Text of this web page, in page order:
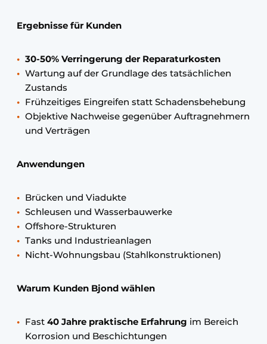
Ergebnisse für Kunden
30-50% Verringerung der Reparaturkosten
Wartung auf der Grundlage des tatsächlichen
Zustands
Frühzeitiges Eingreifen statt Schadensbehebung
Objektive Nachweise gegenüber Auftragnehmern
und Verträgen
Anwendungen
Brücken und Viadukte
Schleusen und Wasserbauwerke
Offshore-Strukturen
Tanks und Industrieanlagen
Nicht-Wohnungsbau (Stahlkonstruktionen)
Warum Kunden Bjond wählen
Fast 40 Jahre praktische Erfahrung im Bereich
Korrosion und Beschichtungen